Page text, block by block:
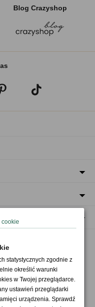
Blog Crazyshop
cookie
statystycznych zgodnie z
określić warunki
w Twojej przeglądarce.
ustawień przeglądarki
urządzenia. Sprawdź